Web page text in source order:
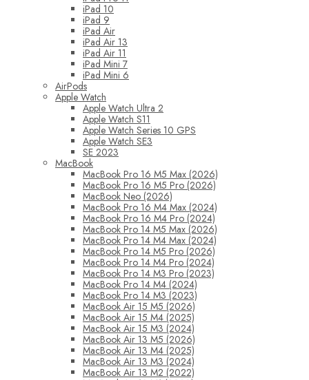
iPad 10
iPad 9
iPad Air
iPad Air 13
iPad Air 11
iPad Mini 7
iPad Mini 6
AirPods
Apple Watch
Apple Watch Ultra 2
Apple Watch S11
Apple Watch Series 10 GPS
Apple Watch SE3
SE 2023
MacBook
MacBook Pro 16 M5 Max (2026)
MacBook Pro 16 M5 Pro (2026)
MacBook Neo (2026)
MacBook Pro 16 M4 Max (2024)
MacBook Pro 16 M4 Pro (2024)
MacBook Pro 14 M5 Max (2026)
MacBook Pro 14 M4 Max (2024)
MacBook Pro 14 M5 Pro (2026)
MacBook Pro 14 M4 Pro (2024)
MacBook Pro 14 M3 Pro (2023)
MacBook Pro 14 M4 (2024)
MacBook Pro 14 M3 (2023)
MacBook Air 15 M5 (2026)
MacBook Air 15 M4 (2025)
MacBook Air 15 M3 (2024)
MacBook Air 13 M5 (2026)
MacBook Air 13 M4 (2025)
MacBook Air 13 M3 (2024)
MacBook Air 13 M2 (2022)